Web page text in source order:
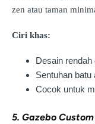
zen atau taman
Ciri khas:
Desain rendah
Sentuhan batu
Cocok untuk
5. Gazebo